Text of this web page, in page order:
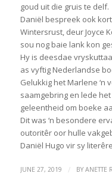
goud uit die gruis te delf.
Daniël bespreek ook
Wintersrust, deur Joyce
sou nog baie lank kon
Hy is deesdae
as vyftig Nederlandse
Gelukkig het Marlene
saamgebring en lede
geleentheid om boeke
Dit was ‘n besondere
outoritêr oor hulle
Daniël Hugo vir sy
JUNE 27, 2019 / BY ANETTE